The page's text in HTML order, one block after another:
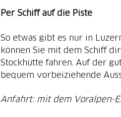
Per Schiff auf die Piste
So etwas gibt es nur in
können Sie mit dem Schiff
Stockhütte fahren. Auf der
bequem vorbeiziehende
Anfahrt: mit dem Voralpen-